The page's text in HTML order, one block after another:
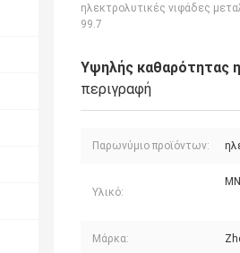
ηλεκτρολυτικές νιφάδες
99.7
Υψηλής καθαρότητας
περιγραφή
Παρωνύμιο προϊόντων:
Υλικό:
ΜΝ
Μάρκα: